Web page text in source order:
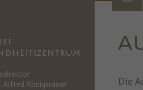
Alfred Königsrainer
Die